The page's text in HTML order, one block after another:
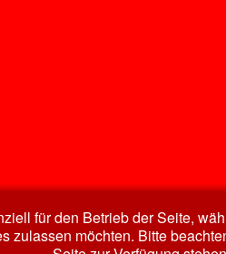
für den Betrieb der Seite,
möchten. Bitte